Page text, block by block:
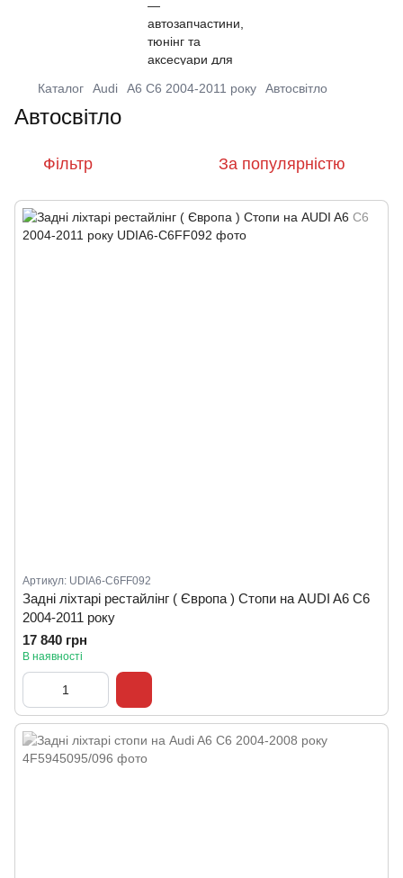
Каталог Audi A6 C6 2004-2011 року Автосвітло
Автосвітло
Фільтр За популярністю
Артикул: UDIA6-C6FF092
Задні ліхтарі рестайлінг ( Європа ) Стопи на AUDI A6 C6
2004-2011 року
17 840 грн
В наявності